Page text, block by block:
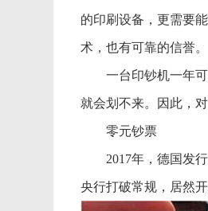
的印刷设备，更需要
术，也有可靠的信誉。
一台印钞机一年可
就会划不来。因此，
零元钞票
2017年，德国发行
央行打破常规，居然